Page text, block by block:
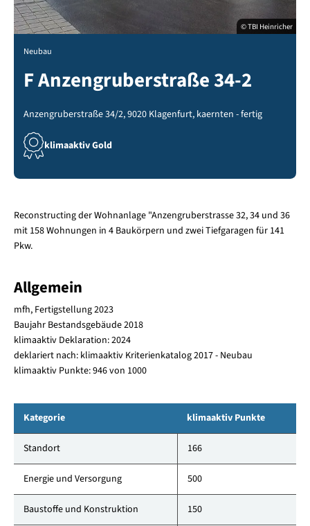
© TBI Heinricher
Neubau
F Anzengruberstraße 34-2
Anzengruberstraße 34/2, 9020 Klagenfurt, kaernten - fertig
klimaaktiv Gold
Reconstructing der Wohnanlage "Anzengruberstrasse 32, 34 und 36
mit 158 Wohnungen in 4 Baukörpern und zwei Tiefgaragen für 141
Pkw.
Allgemein
mfh, Fertigstellung 2023
Baujahr Bestandsgebäude 2018
klimaaktiv Deklaration: 2024
deklariert nach: klimaaktiv Kriterienkatalog 2017 - Neubau
klimaaktiv Punkte: 946 von 1000
Kategorie klimaaktiv Punkte
Standort 166
Energie und Versorgung 500
Baustoffe und Konstruktion 150